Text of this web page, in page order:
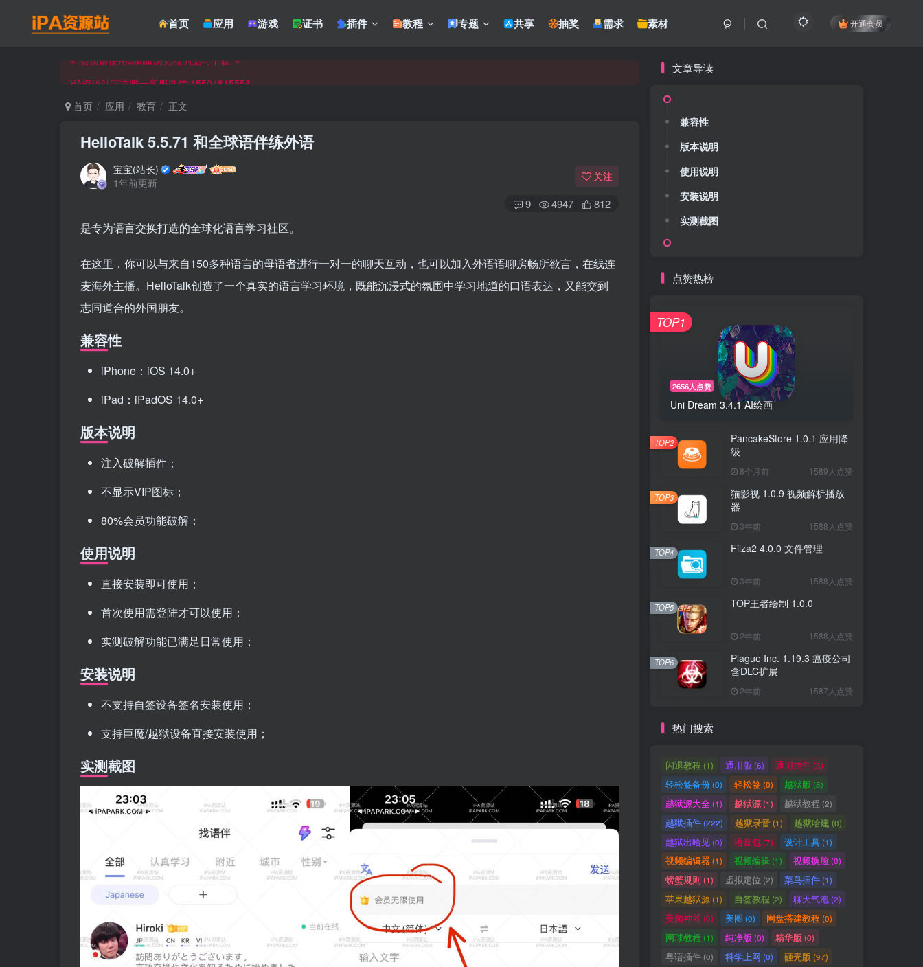
首页 应用 游戏 证书 插件 教程 专题 共享 抽奖 需求 素材 开通会员
iPA资源站官方唯一客服微信:15504815558
首页 应用 教育 正文
HelloTalk 5.5.71 和全球语伴练外语
宝宝(站长)
1年前更新
关注
9 4947 812
是专为语言交换打造的全球化语言学习社区。
在这里，你可以与来自150多种语言的母语者进行一对一的聊天互动，也可以加入外语语聊房畅所欲言，在线连
麦海外主播。HelloTalk创造了一个真实的语言学习环境，既能沉浸式的氛围中学习地道的口语表达，又能交到
志同道合的外国朋友。
兼容性
iPhone：iOS 14.0+
iPad：iPadOS 14.0+
版本说明
注入破解插件；
不显示VIP图标；
80%会员功能破解；
使用说明
直接安装即可使用；
首次使用需登陆才可以使用；
实测破解功能已满足日常使用；
安装说明
不支持自签设备签名安装使用；
支持巨魔/越狱设备直接安装使用；
实测截图
文章导读
兼容性
版本说明
使用说明
安装说明
实测截图
点赞热榜
2656人点赞
Uni Dream 3.4.1 AI绘画
TOP1
PancakeStore 1.0.1 应用降
级
8个月前 1589人点赞
TOP2
猫影视 1.0.9 视频解析播放
器
3年前 1588人点赞
TOP3
Filza2 4.0.0 文件管理
3年前 1588人点赞
TOP4
TOP王者绘制 1.0.0
2年前 1588人点赞
TOP5
Plague Inc. 1.19.3 瘟疫公司
含DLC扩展
2年前 1587人点赞
TOP6
热门搜索
闪退教程 (1) 通用版 (6) 通用插件(5)
轻松签备份(0) 轻松签(0) 越狱版 (5)
越狱源大全(1) 越狱源(1) 越狱教程 (2)
越狱插件(222) 越狱录音(1) 越狱哈建 (0)
越狱出哈见(0) 语音包(7) 设计工具(1)
视频编辑器(1) 视频编辑(1) 视频换脸(0)
螃蟹规则(1) 虚拟定位 (2) 菜鸟插件(1)
苹果越狱源(1) 自签教程 (2) 聊天气泡(2)
美颜神器(0) 美图 (0) 网盘搭建教程 (0)
网球教程 (1) 纯净版 (0) 精华版 (0)
粤语插件 (0) 科学上网 (0) 砸壳版 (97)